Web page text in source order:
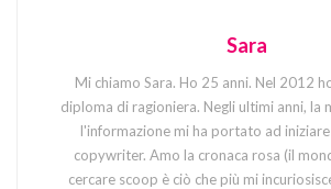
Sara
Mi chiamo Sara. Ho 25 anni. Nel 2012
diploma di ragioniera. Negli ultimi anni, la
l'informazione mi ha portato ad
copywriter. Amo la cronaca rosa (il
cercare scoop è ciò che più mi